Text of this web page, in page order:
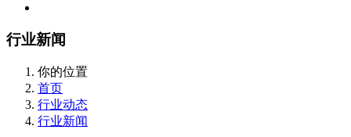
行业新闻
你的位置
首页
行业动态
行业新闻